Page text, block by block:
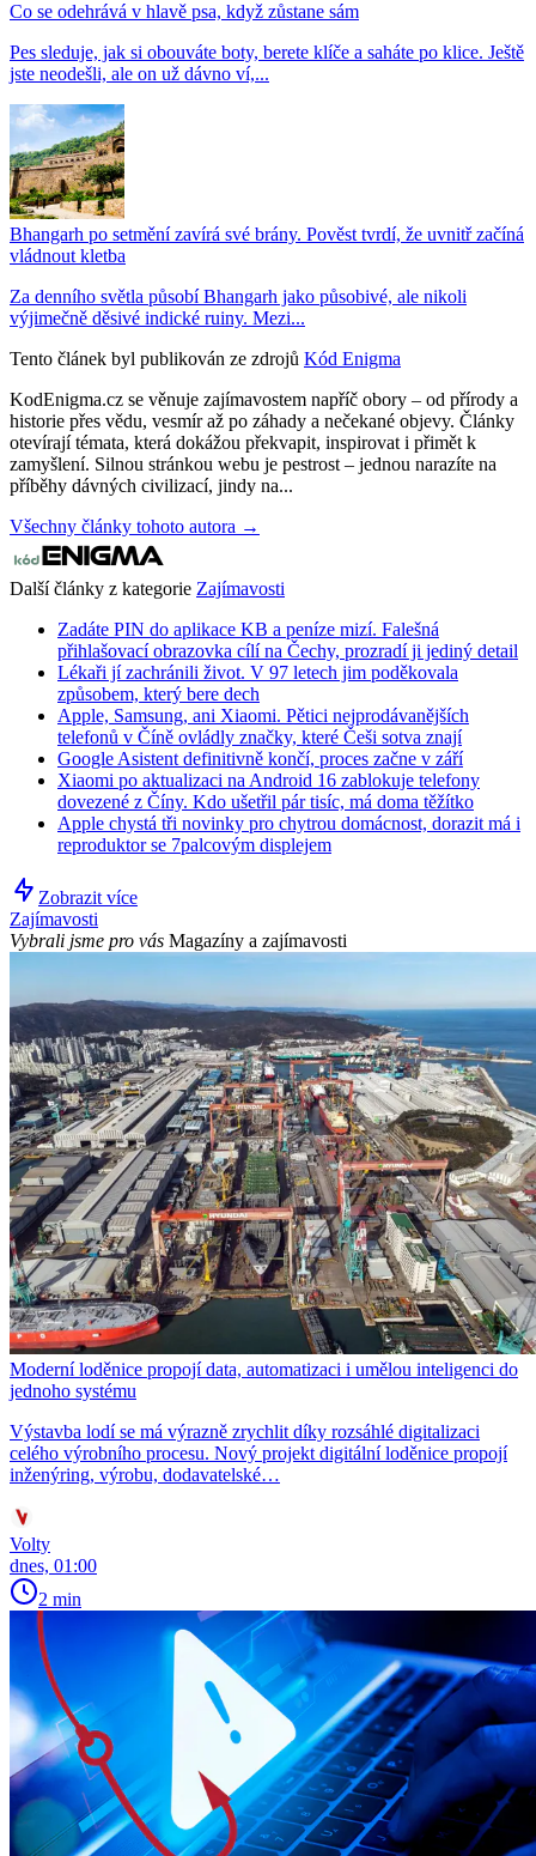
Co se odehrává v hlavě psa, když zůstane sám
Pes sleduje, jak si obouváte boty, berete klíče a saháte po klice. Ještě
jste neodešli, ale on už dávno ví,...
Bhangarh po setmění zavírá své brány. Pověst tvrdí, že uvnitř začíná
vládnout kletba
Za denního světla působí Bhangarh jako působivé, ale nikoli
výjimečně děsivé indické ruiny. Mezi...
Tento článek byl publikován ze zdrojů Kód Enigma
KodEnigma.cz se věnuje zajímavostem napříč obory – od přírody a
historie přes vědu, vesmír až po záhady a nečekané objevy. Články
otevírají témata, která dokážou překvapit, inspirovat i přimět k
zamyšlení. Silnou stránkou webu je pestrost – jednou narazíte na
příběhy dávných civilizací, jindy na...
Všechny články tohoto autora →
Další články z kategorie Zajímavosti
Zadáte PIN do aplikace KB a peníze mizí. Falešná
přihlašovací obrazovka cílí na Čechy, prozradí ji jediný detail
Lékaři jí zachránili život. V 97 letech jim poděkovala
způsobem, který bere dech
Apple, Samsung, ani Xiaomi. Pětici nejprodávanějších
telefonů v Číně ovládly značky, které Češi sotva znají
Google Asistent definitivně končí, proces začne v září
Xiaomi po aktualizaci na Android 16 zablokuje telefony
dovezené z Číny. Kdo ušetřil pár tisíc, má doma těžítko
Apple chystá tři novinky pro chytrou domácnost, dorazit má i
reproduktor se 7palcovým displejem
Zobrazit více
Zajímavosti
Vybrali jsme pro vás Magazíny a zajímavosti
Moderní loděnice propojí data, automatizaci i umělou inteligenci do
jednoho systému
Výstavba lodí se má výrazně zrychlit díky rozsáhlé digitalizaci
celého výrobního procesu. Nový projekt digitální loděnice propojí
inženýring, výrobu, dodavatelské…
Volty
dnes, 01:00
2 min